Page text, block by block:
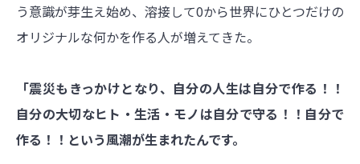
う意識が芽生え始め、溶接して0から世界にひとつだけの
オリジナルな何かを作る人が増えてきた。
「震災もきっかけとなり、自分の人生は自分で作る！！
自分の大切なヒト・生活・モノは自分で守る！！自分で
作る！！という風潮が生まれたんです。